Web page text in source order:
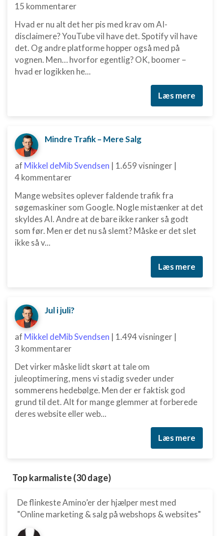
15 kommentarer
Hvad er nu alt det her pis med krav om AI-
disclaimere? YouTube vil have det. Spotify vil have
det. Og andre platforme hopper også med på
vognen. Men… hvorfor egentlig? OK, boomer –
hvad er logikken he...
Læs mere
Mindre Trafik – Mere Salg
af Mikkel deMib Svendsen | 1.659 visninger |
4 kommentarer
Mange websites oplever faldende trafik fra
søgemaskiner som Google. Nogle mistænker at det
skyldes AI. Andre at de bare ikke ranker så godt
som før. Men er det nu så slemt? Måske er det slet
ikke så v...
Læs mere
Jul i juli?
af Mikkel deMib Svendsen | 1.494 visninger |
3 kommentarer
Det virker måske lidt skørt at tale om
juleoptimering, mens vi stadig sveder under
sommerens hedebølge. Men der er faktisk god
grund til det. Alt for mange glemmer at forberede
deres website eller web...
Læs mere
Top karmaliste (30 dage)
De flinkeste Amino’er der hjælper mest med
"Online marketing & salg på webshops & websites"